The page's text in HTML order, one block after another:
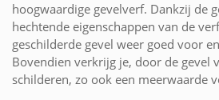
hoogwaardige gevelverf. Dankzij de
hechtende eigenschappen van de
geschilderde gevel weer goed voor
Bovendien verkrijg je, door de gevel
schilderen, zo ook een meerwaarde